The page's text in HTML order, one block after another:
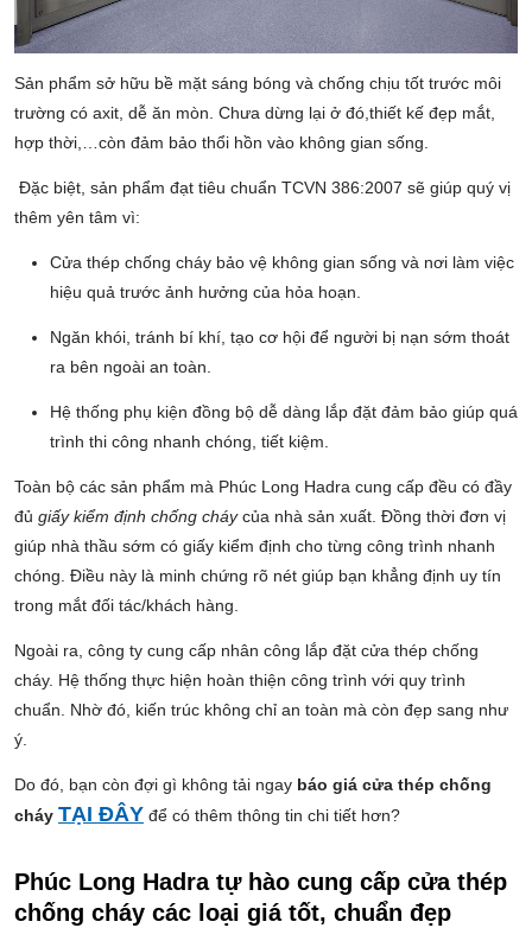
Sản phẩm sở hữu bề mặt sáng bóng và chống chịu tốt trước môi
trường có axit, dễ ăn mòn. Chưa dừng lại ở đó,thiết kế đẹp mắt,
hợp thời,…còn đảm bảo thổi hồn vào không gian sống.
Đặc biệt, sản phẩm đạt tiêu chuẩn TCVN 386:2007 sẽ giúp quý vị
thêm yên tâm vì:
Cửa thép chống cháy bảo vệ không gian sống và nơi làm việc
hiệu quả trước ảnh hưởng của hỏa hoạn.
Ngăn khói, tránh bí khí, tạo cơ hội để người bị nạn sớm thoát
ra bên ngoài an toàn.
Hệ thống phụ kiện đồng bộ dễ dàng lắp đặt đảm bảo giúp quá
trình thi công nhanh chóng, tiết kiệm.
Toàn bộ các sản phẩm mà Phúc Long Hadra cung cấp đều có đầy
đủ giấy kiểm định chống cháycủa nhà sản xuất. Đồng thời đơn vị
giúp nhà thầu sớm có giấy kiểm định cho từng công trình nhanh
chóng. Điều này là minh chứng rõ nét giúp bạn khẳng định uy tín
trong mắt đối tác/khách hàng.
Ngoài ra, công ty cung cấp nhân công lắp đặt cửa thép chống
cháy. Hệ thống thực hiện hoàn thiện công trình với quy trình
chuẩn. Nhờ đó, kiến trúc không chỉ an toàn mà còn đẹp sang như
ý.
Do đó, bạn còn đợi gì không tải ngay báo giá cửa thép chống
cháy TẠI ĐÂY để có thêm thông tin chi tiết hơn?
Phúc Long Hadra tự hào cung cấp cửa thép
chống cháy các loại giá tốt, chuẩn đẹp